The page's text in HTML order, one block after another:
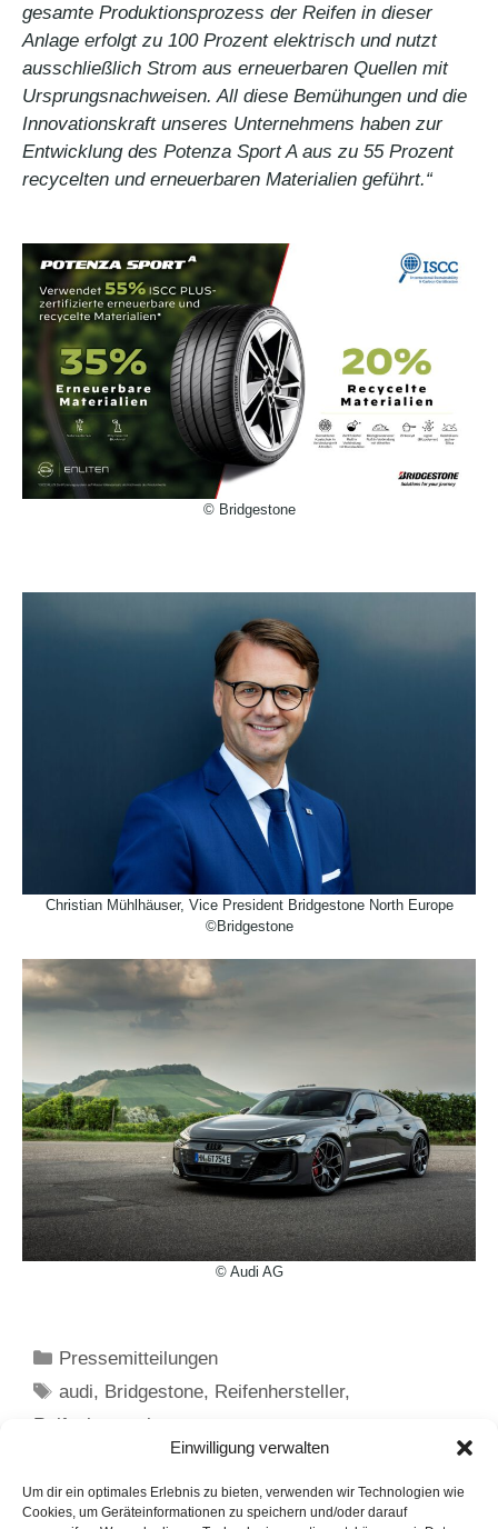
Einwilligung verwalten
Um dir ein optimales Erlebnis zu bieten, verwenden wir Technologien wie
Cookies, um Geräteinformationen zu speichern und/oder darauf
gesamte Produktionsprozess der Reifen in dieser
Anlage erfolgt zu 100 Prozent elektrisch und nutzt
ausschließlich Strom aus erneuerbaren Quellen mit
Ursprungsnachweisen. All diese Bemühungen und die
Innovationskraft unseres Unternehmens haben zur
Entwicklung des Potenza Sport A aus zu 55 Prozent
recycelten und erneuerbaren Materialien geführt.“
© Bridgestone
Christian Mühlhäuser, Vice President Bridgestone North Europe
©Bridgestone
© Audi AG
Kategorien
Pressemitteilungen
Schlagwörter
audi, Bridgestone, Reifenhersteller,
Reifeninnovation
Neuer Outlander auf virtueller Tour nach
Deutschland – Teil 2